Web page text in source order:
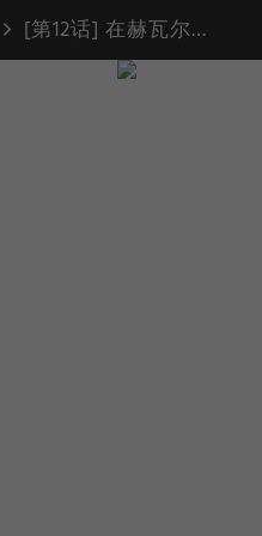
[第12话] 在赫瓦尔岛喝酒